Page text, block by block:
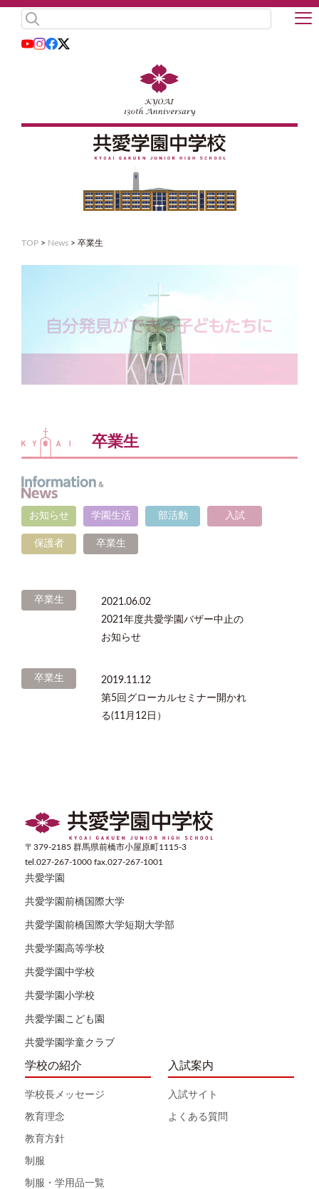
TOP > News > 卒業生
卒業生
お知らせ 学園生活 部活動 入試
保護者 卒業生
卒業生
2021.06.02
2021年度共愛学園バザー中止の
お知らせ
卒業生
2019.11.12
第5回グローカルセミナー開かれ
る(11月12日）
〒379-2185 群馬県前橋市小屋原町1115-3
tel.027-267-1000 fax.027-267-1001
共愛学園
共愛学園前橋国際大学
共愛学園前橋国際大学短期大学部
共愛学園高等学校
共愛学園中学校
共愛学園小学校
共愛学園こども園
共愛学園学童クラブ
学校の紹介
学校長メッセージ
教育理念
教育方針
制服
制服・学用品一覧
入試案内
入試サイト
よくある質問